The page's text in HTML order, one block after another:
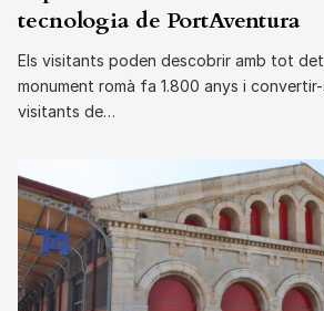
tecnologia de PortAventura
Els visitants poden descobrir amb tot
monument romà fa 1.800 anys i
visitants de…